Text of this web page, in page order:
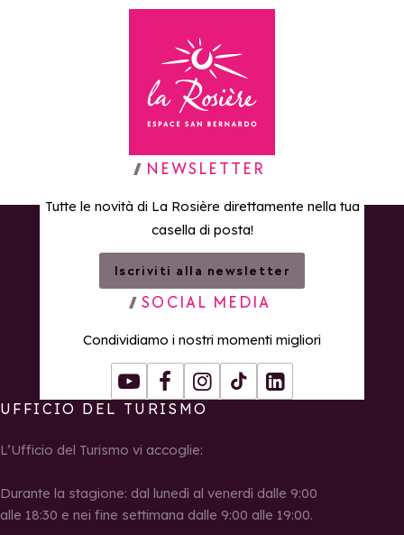
Torna alla home page
NEWSLETTER
Tutte le novità di La Rosière direttamente nella tua
casella di posta!
Iscriviti alla newsletter
SOCIAL MEDIA
Condividiamo i nostri momenti migliori
YoutubeFacebookInstagram
Tiktok LinkedIn
UFFICIO DEL TURISMO
L’Ufficio del Turismo vi accoglie:
Durante la stagione: dal lunedì al venerdì dalle 9:00
alle 18:30 e nei fine settimana dalle 9:00 alle 19:00.